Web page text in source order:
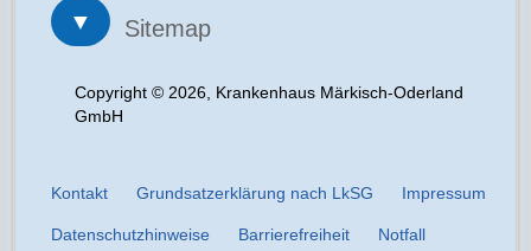
▼ Sitemap
Copyright © 2026, Krankenhaus Märkisch-Oderland
GmbH
Kontakt Grundsatzerklärung nach LkSG Impressum
Datenschutzhinweise Barrierefreiheit Notfall